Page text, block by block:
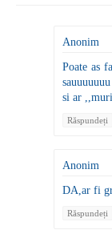
Anonim
Poate as
si ar
Răspundeți
Anonim
DA,ar fi
Răspundeți